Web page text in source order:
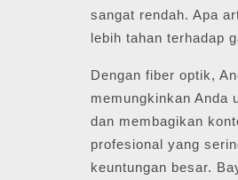
sangat rendah. Apa
lebih tahan terhadap
Dengan fiber optik,
memungkinkan Anda
dan membagikan
profesional yang
keuntungan besar.